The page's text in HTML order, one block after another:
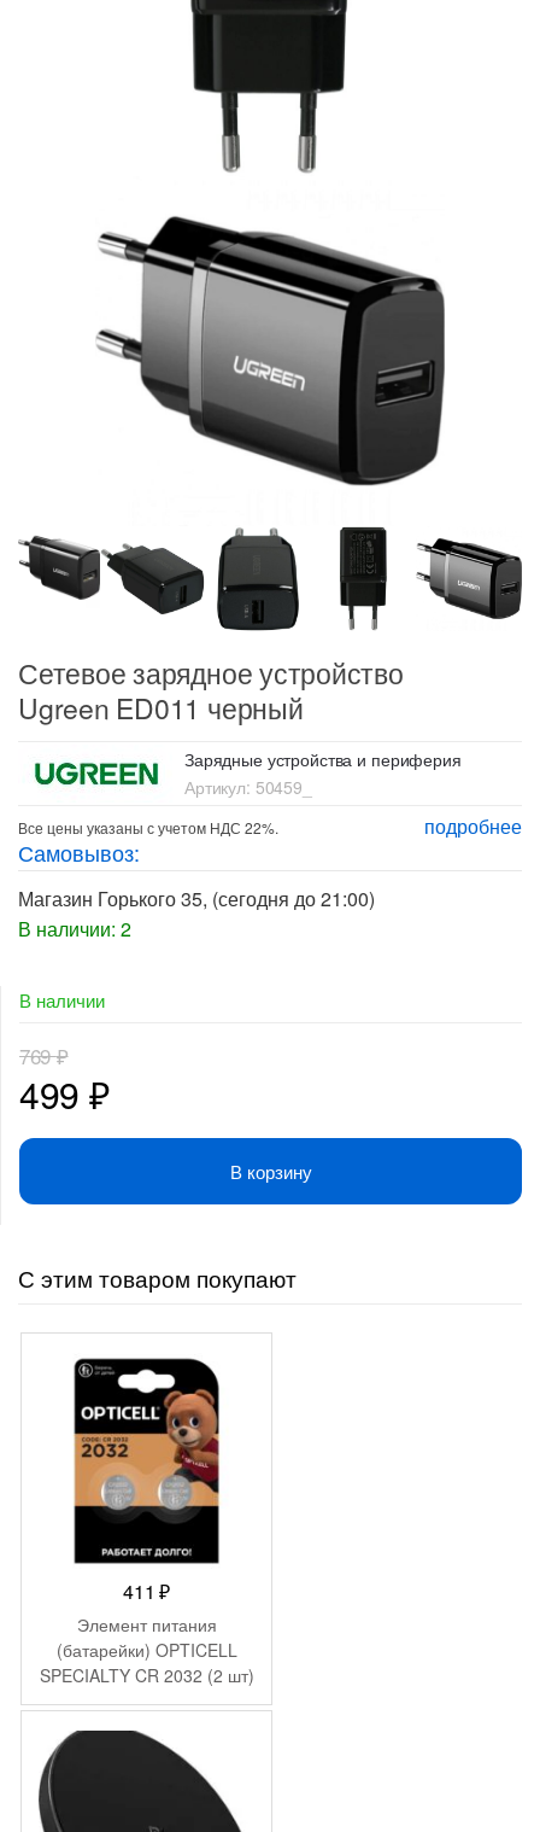
Сетевое зарядное устройство
Ugreen ED011 черный
Зарядные устройства и периферия
Артикул: 50459_
подробнее
Все цены указаны с учетом НДС 22%.
Самовывоз:
Магазин Горького 35, (сегодня до 21:00)
В наличии: 2
В наличии
769₽
Первоначальная
цена
составляла
769 ₽.
499 ₽Текущая
цена:
499 ₽.
В корзину
С этим товаром покупают
411₽
Элемент питания
(батарейки) OPTICELL
SPECIALTY CR 2032 (2 шт)